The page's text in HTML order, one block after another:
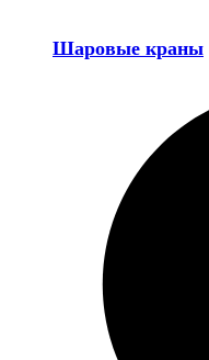
Шаровые краны